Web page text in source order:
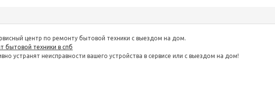
центр по ремонту бытовой техники с выездом на дом.
бытовой техники в спб
устранят неисправности вашего устройства в сервисе или с выездом на дом!